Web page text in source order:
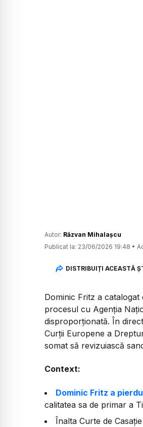
Autor: Răzvan Mihalașcu
Publicat la: 23/06/2026 19:48 •
DISTRIBUIȚI ACEASTĂ
Dominic Fritz a
procesul cu Agenția
disproporționată. În
Curții Europene a
somat să revizuiască
Context:
Dominic Fritz a
calitatea sa de primar a
Înalta Curte de